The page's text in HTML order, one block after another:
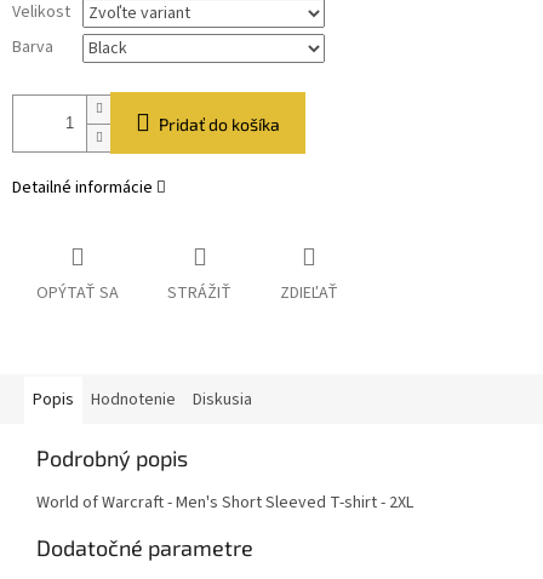
Velikost
Barva
Pridať do košíka
Detailné informácie
OPÝTAŤ SA STRÁŽIŤ ZDIEĽAŤ
Popis Hodnotenie Diskusia
Podrobný popis
World of Warcraft - Men's Short Sleeved T-shirt - 2XL
Dodatočné parametre